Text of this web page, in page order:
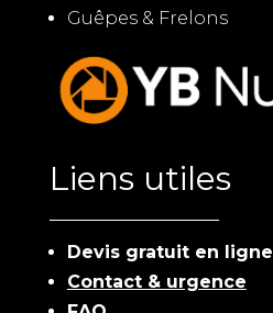
Guêpes & Frelons
Liens utiles
Devis gratuit en ligne
Contact & urgence